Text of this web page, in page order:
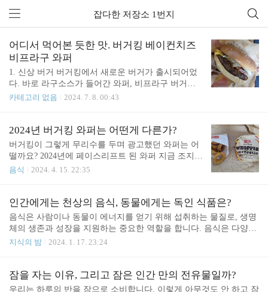
전체 글 (16)
잡다한 저장소 1번지
어디서 먹어본 듯한 맛. 버거킹 베이컨치즈
비프라구 와퍼
1. 신상 버거 버거킹에서 새로운 버거가 출시되어었
다. 바로 라구소스가 들어간 와퍼, 비프라구 버거이
다. 바로 버거킹에 달려가 베이컨치즈 비프버거 와퍼
입을 먹는 순간. 아 이거 어디서 먹어본 맛인데. 아...
타코벨의 미트타코맛!!! 타코를 와퍼에서 맛보는 맛
이다. 물론 맛있다는 뜻.. 비싸지만 한번 먹어봐도 후
카테고리 없음 2024. 7. 8. 00:43
2024년 버거킹 와퍼는 어떤게 다른가?
버거킹이 그렇게 무리수를 두며 광고했던 와퍼는 어
떨까요? 2024년에 페이스리프트 된 와퍼 지금 조지려
갑니다. 1. 불맛은 어디에? 출시 기념으로 4000원에
느낌이 듭니다. 포장지부터 다릅니다. 불맛이라니..
하지만, 내용물을 본 순간 그렇게 생각한 자신을 민
망하게 만듭니다. 별차이 없는데.. 빵이 몬가 고급스
달라진 게 없는데, 그래도 맛을 다르겠지요? 그리고
패티가 진해졌다고 해야 하나... 저도 잘 모르겠네요.
2. 신스릴러 어니언링.. 우리가 간과한 게 있습니다.
음식 2024. 4. 15. 22:35
인간에게는 천상의 음식, 동물에게는 독인 식품은?
음식은 사람이나 동물이 에너지를 얻기 위해 섭취하는 물질로, 생명
체의 생존과 성장을 지원하는 중요한 역할을 합니다. 음식은 다양한
영양소를 제공하며, 주로 단백질, 탄수화물, 지방, 비타민, 미네랄 등
의 식품들 동물이 먹을 수 있는 인간의 음식은 동물의 종, 크기, 건강
상태에 따라 다르며, 일반적으로는 인간이 섭취하는 음식들을 동물
지식의 밤 2024. 1. 17. 23:24
잠을 자는 이유, 그리고 잠은 인간 만의 전유물일까?
우리는 하루의 반을 잠으로 소비합니다. 이렇게 아무것도 안 하고 잠